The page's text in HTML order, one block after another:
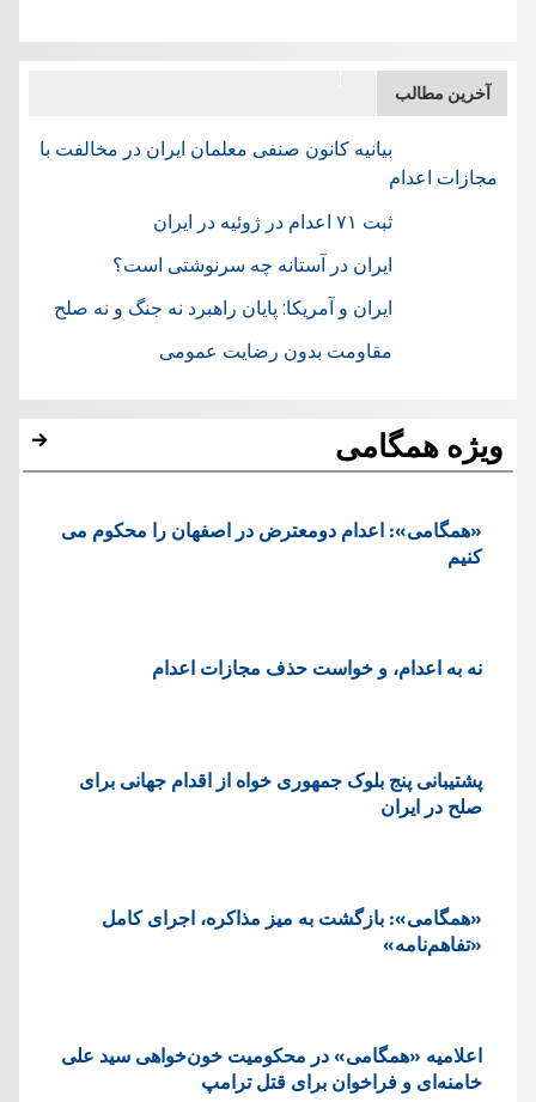
آخرین مطالب
بیانیه کانون صنفی معلمان ایران در مخالفت با
مجازات اعدام
ثبت ۷۱ اعدام در ژوئيه در ایران
ایران در آستانه چه سرنوشتی است؟
ایران و آمریکا: پایان راهبرد نه جنگ و نه صلح
مقاومت بدون رضایت عمومی
ویژه همگامی
«همگامی»: اعدام دومعترض در اصفهان را محکوم می
کنیم
نه به اعدام، و خواست حذف مجازات اعدام
پشتيبانی پنج بلوک جمهوری خواه از اقدام جهانی برای
صلح در ایران
«همگامی»: بازگشت به میز مذاکره، اجرای کامل
«تفاهم‌نامه»
اعلامیه «همگامی» در محکومیت خون‌خواهی سید علی
خامنه‌ای و فراخوان برای قتل ترامپ